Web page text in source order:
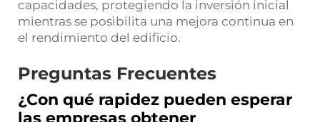
capacidades, protegiendo la inversión inicial
mientras se posibilita una mejora continua en
el rendimiento del edificio.
Preguntas Frecuentes
¿Con qué rapidez pueden esperar
las empresas obtener